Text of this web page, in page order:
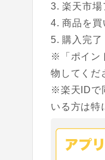
楽天市場
商品を買
購入完了
※「ポイン
物してくだ
※楽天IDで
いる方は特